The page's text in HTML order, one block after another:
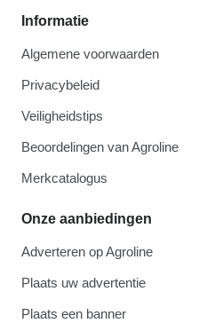
Informatie
Algemene voorwaarden
Privacybeleid
Veiligheidstips
Beoordelingen van Agroline
Merkcatalogus
Onze aanbiedingen
Adverteren op Agroline
Plaats uw advertentie
Plaats een banner